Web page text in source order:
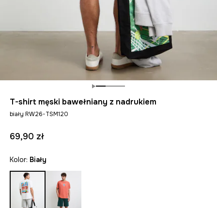
T-shirt męski bawełniany z nadrukiem
biały RW26-TSM120
69,90 zł
Kolor: biały